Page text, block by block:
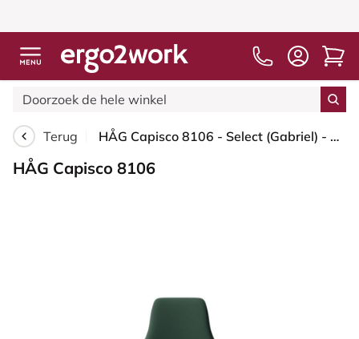
Terug HÅG Capisco 8106 - Select (Gabriel) - Wol / Polyamide - SC68209 - Dark green - Zilver - 265 mm (Zithoogte 53-79cm) - Glijdoppen
HÅG Capisco 8106